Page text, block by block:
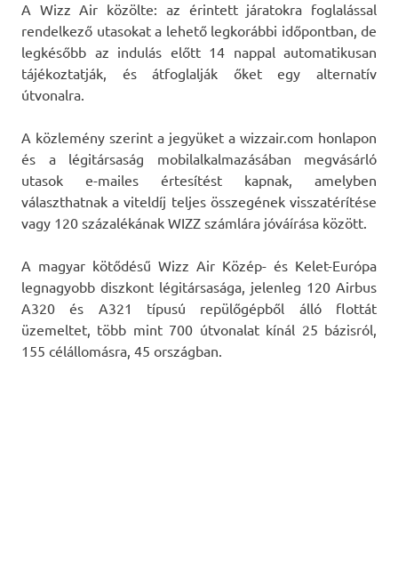
A Wizz Air közölte: az érintett járatokra foglalással
rendelkező utasokat a lehető legkorábbi időpontban, de
legkésőbb az indulás előtt 14 nappal automatikusan
tájékoztatják, és átfoglalják őket egy alternatív
útvonalra.
A közlemény szerint a jegyüket a wizzair.com honlapon
és a légitársaság mobilalkalmazásában megvásárló
utasok e-mailes értesítést kapnak, amelyben
választhatnak a viteldíj teljes összegének visszatérítése
vagy 120 százalékának WIZZ számlára jóváírása között.
A magyar kötődésű Wizz Air Közép- és Kelet-Európa
legnagyobb diszkont légitársasága, jelenleg 120 Airbus
A320 és A321 típusú repülőgépből álló flottát
üzemeltet, több mint 700 útvonalat kínál 25 bázisról,
155 célállomásra, 45 országban.